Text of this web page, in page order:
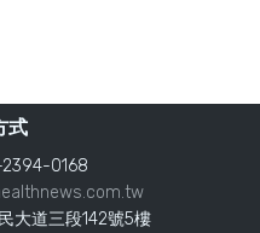
式
0168
大道三段142號5樓